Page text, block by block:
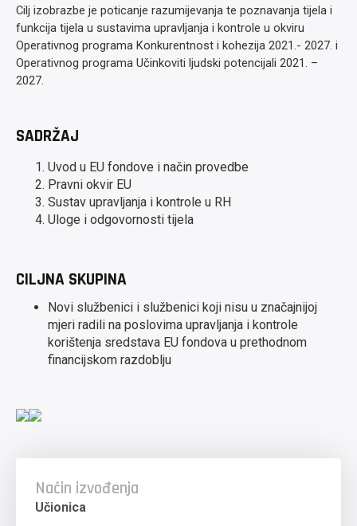
Način izvođenja
Učionica
Cilj izobrazbe je poticanje razumijevanja te poznavanja tijela i
funkcija tijela u sustavima upravljanja i kontrole u okviru
Operativnog programa Konkurentnost i kohezija 2021.- 2027. i
Operativnog programa Učinkoviti ljudski potencijali 2021. –
2027.
SADRŽAJ
Uvod u EU fondove i način provedbe
Pravni okvir EU
Sustav upravljanja i kontrole u RH
Uloge i odgovornosti tijela
CILJNA SKUPINA
Novi službenici i službenici koji nisu u značajnijoj
mjeri radili na poslovima upravljanja i kontrole
korištenja sredstava EU fondova u prethodnom
financijskom razdoblju